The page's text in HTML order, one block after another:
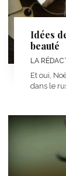
Idées
beauté
LA
Et oui,
dans le